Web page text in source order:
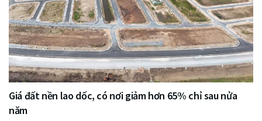
Giá đất nền lao dốc, có nơi giảm hơn 65% chỉ sau nửa
năm